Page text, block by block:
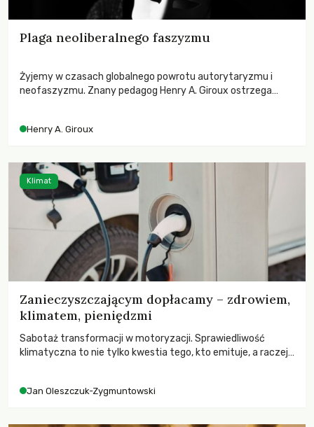
Plaga neoliberalnego faszyzmu
Żyjemy w czasach globalnego powrotu autorytaryzmu i
neofaszyzmu. Znany pedagog Henry A. Giroux ostrzega
wychowają świadomych obywateli?
Henry A. Giroux
Zanieczyszczającym dopłacamy – zdrowiem,
klimatem, pieniędzmi
Sabotaż transformacji w motoryzacji. Sprawiedliwość
klimatyczna to nie tylko kwestia tego, kto emituje, a raczej
Jan Oleszczuk-Zygmuntowski
Klimat